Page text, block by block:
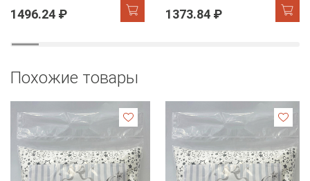
1496.24 ₽ 1373.84 ₽
Похожие товары